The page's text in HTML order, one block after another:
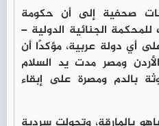
صحفية إلى أن حكومة
الجنائية الدولية –
أي دولة عربية، مؤكدًا أن
ومصر مدت يد السلام
بالدم ومصرة على إبقاء